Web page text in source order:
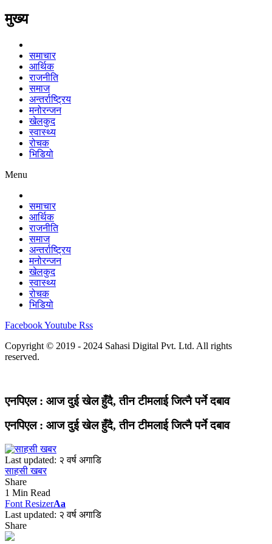
मुख्य
समाचार
आर्थिक
राजनीति
समाज
अन्तर्राष्ट्रिय
मनोरन्जन
खेलकुद
स्वास्थ्य
रोचक
भिडियो
Menu
समाचार
आर्थिक
राजनीति
समाज
अन्तर्राष्ट्रिय
मनोरन्जन
खेलकुद
स्वास्थ्य
रोचक
भिडियो
FacebookYoutube Rss
Copyright © 2019 - 2024 Sahasi Digital Pvt. Ltd. All rights
reserved.
एनपिएल : आज दुई खेल हुँदै, तीन टीमलाई जित्नै पर्ने दबाव
एनपिएल : आज दुई खेल हुँदै, तीन टीमलाई जित्नै पर्ने दबाव
Last updated: २ वर्ष अगाडि
साहसी खबर
Share
1 Min Read
Font ResizerAa
Last updated: २ वर्ष अगाडि
Share